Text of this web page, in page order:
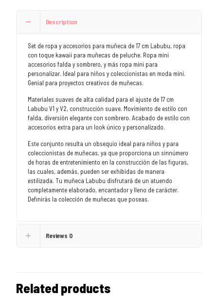
Description
Set de ropa y accesorios para muñeca de 17 cm Labubu, ropa
con toque kawaii para muñecas de peluche. Ropa mini
accesorios falda y sombrero, y más ropa mini para
personalizar. Ideal para niños y coleccionistas en moda mini.
Genial para proyectos creativos de muñecas.
Materiales suaves de alta calidad para el ajuste de 17 cm
Labubu V1 y V2, construcción suave. Movimiento de estilo con
falda, diversión elegante con sombrero. Acabado de estilo con
accesorios extra para un look único y personalizado.
Este conjunto resulta un obsequio ideal para niños y para
coleccionistas de muñecas, ya que proporciona un sinnúmero
de horas de entretenimiento en la construcción de las figuras,
las cuales, además, pueden ser exhibidas de manera
estilizada. Tu muñeca Labubu disfrutará de un atuendo
completamente elaborado, encantador y lleno de carácter.
Definirás la colección de muñecas que poseas.
Reviews 0
Related products